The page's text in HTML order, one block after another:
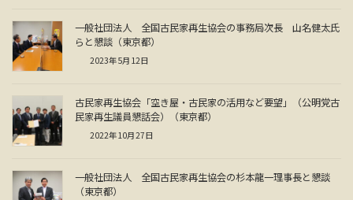
一般社団法人 全国古民家再生協会の事務局次長 山名健太氏
らと懇談（東京都）
2023年5月12日
古民家再生協会「空き屋・古民家の活用など要望」（公明党古
民家再生議員懇話会）（東京都）
2022年10月27日
一般社団法人 全国古民家再生協会の杉本龍一理事長と懇談
（東京都）